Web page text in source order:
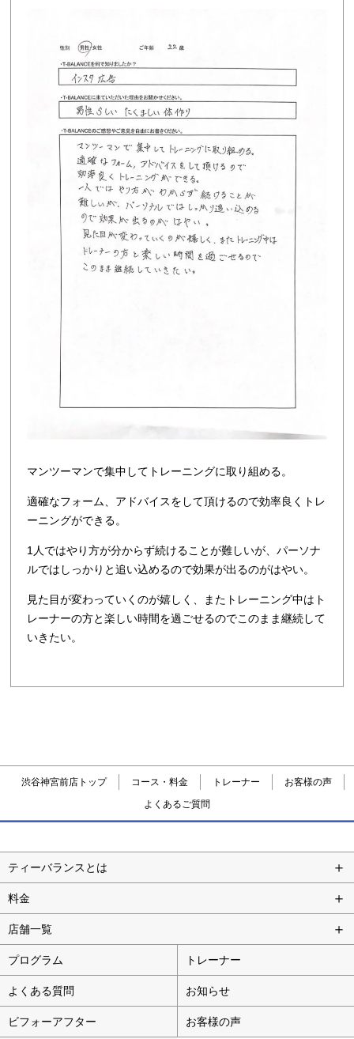
マンツーマンで集中してトレーニングに取り組める。
適確なフォーム、アドバイスをして頂けるので効率良くトレ
ーニングができる。
1人ではやり方が分からず続けることが難しいが、パーソナ
ルではしっかりと追い込めるので効果が出るのがはやい。
見た目が変わっていくのが嬉しく、またトレーニング中はト
レーナーの方と楽しい時間を過ごせるのでこのまま継続して
いきたい。
渋谷神宮前店トップ コース・料金 トレーナー
お客様の声
よくあるご質問
ティーバランスとは
料金
店舗一覧
プログラム トレーナー
よくある質問 お知らせ
ビフォーアフター お客様の声